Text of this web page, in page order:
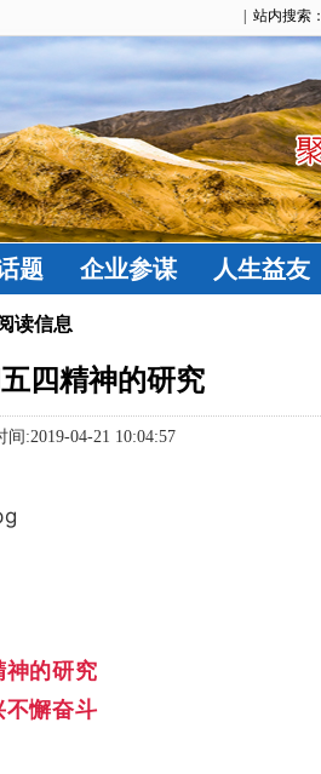
| 站内搜索：
题 企业参谋 人生益友
读信息
四精神的研究
:2019-04-21 10:04:57
神的研究
不懈奋斗